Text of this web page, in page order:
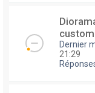
custom
Dernier
21:29